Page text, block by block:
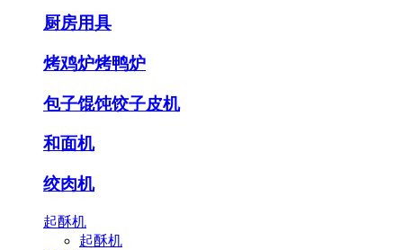
厨房用具
烤鸡炉烤鸭炉
包子馄饨饺子皮机
和面机
绞肉机
起酥机
起酥机